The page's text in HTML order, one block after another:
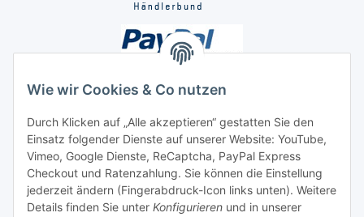
Wie wir Cookies & Co nutzen
Durch Klicken auf „Alle akzeptieren“ gestatten Sie den
Einsatz folgender Dienste auf unserer Website: YouTube,
Vimeo, Google Dienste, ReCaptcha, PayPal Express
Checkout und Ratenzahlung. Sie können die Einstellung
jederzeit ändern (Fingerabdruck-Icon links unten). Weitere
Details finden Sie unter Konfigurieren und in unserer
Unsere Seiten
Social Media